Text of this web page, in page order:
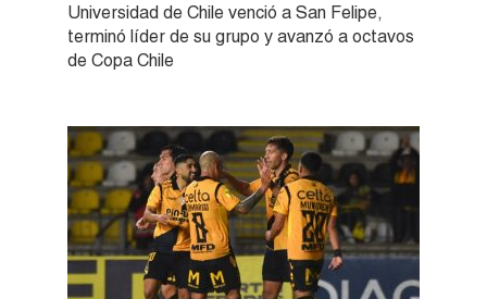
Universidad de Chile venció a San Felipe,
terminó líder de su grupo y avanzó a octavos
de Copa Chile